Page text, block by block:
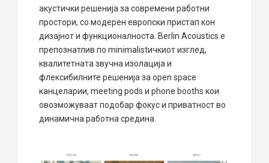
акустички решенија за современи работни
простори, со модерен европски пристап кон
дизајнот и функционалноста. Berlin Acoustics е
препознатлив по minimalistичкиот изглед,
квалитетната звучна изолација и
флексибилните решенија за open space
канцеларии, meeting pods и phone booths кои
овозможуваат подобар фокус и приватност во
динамична работна средина.